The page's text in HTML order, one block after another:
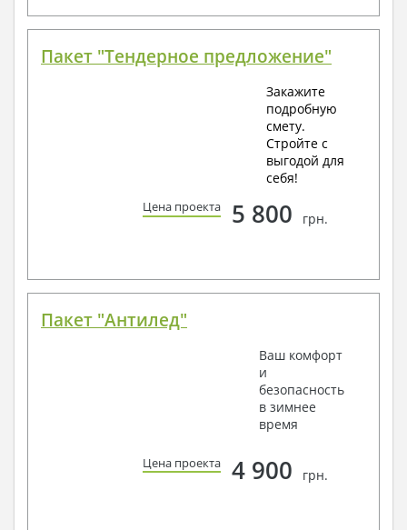
Пакет "Тендерное предложение"
Закажите
подробную
смету.
Стройте с
выгодой для
себя!
Цена проекта 5 800 грн.
Пакет "Антилед"
Ваш комфорт
и
безопасность
в зимнее
время
Цена проекта 4 900 грн.